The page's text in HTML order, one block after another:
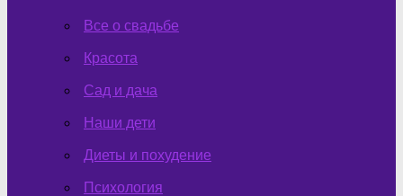
Все о свадьбе
Красота
Сад и дача
Наши дети
Диеты и похудение
Психология